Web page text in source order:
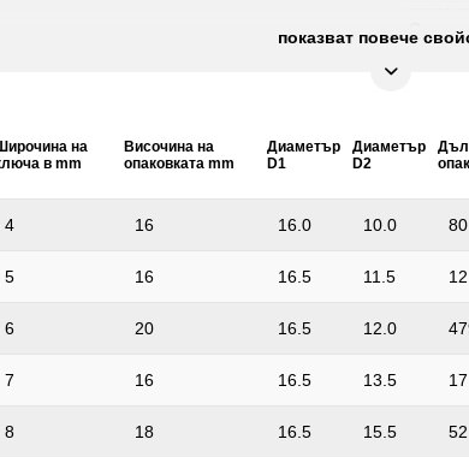
показват повече
на
в mm
Височина на
опаковката mm
Диаметър
D1
Диаметър
D2
4 16 16.0 10.0 80
5 16 16.5 11.5 12
6 20 16.5 12.0
7 16 16.5 13.5 17
8 18 16.5 15.5 52